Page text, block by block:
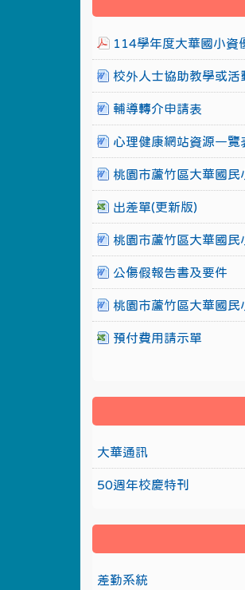
114學年度大華國小資
校外人士協助教學或
輔導轉介申請表
心理健康網站資源一覽
桃園市蘆竹區大華國
出差單(更新版)
桃園市蘆竹區大華國
公傷假報告書及要件
桃園市蘆竹區大華國
預付費用請示單
大華通訊
50週年校慶特刊
差勤系統